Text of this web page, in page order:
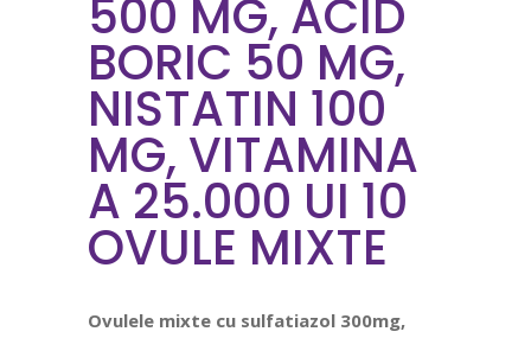
500 MG, ACID
BORIC 50 MG,
NISTATIN 100
MG, VITAMINA
A 25.000 UI 10
OVULE MIXTE
Ovulele mixte cu sulfatiazol 300mg,